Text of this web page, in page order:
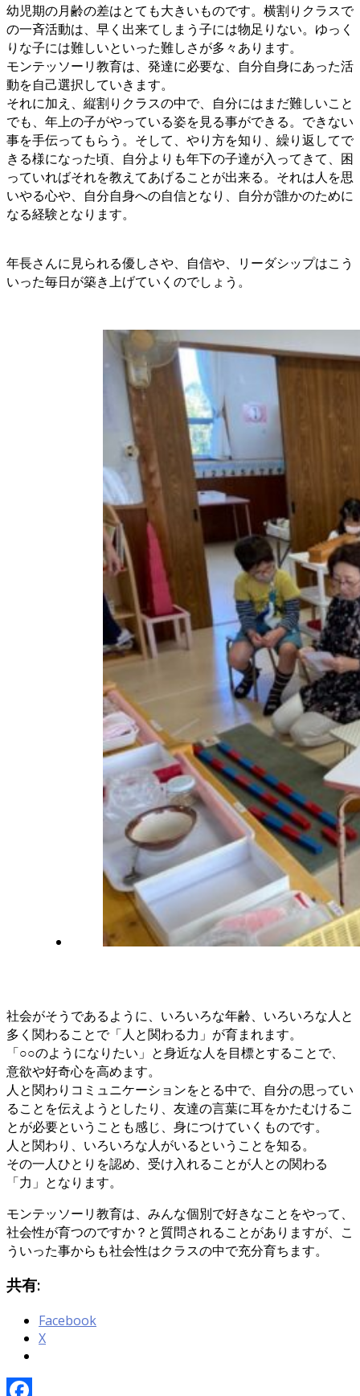
幼児期の月齢の差はとても大きいものです。横割りクラスで
の一斉活動は、早く出来てしまう子には物足りない。ゆっく
りな子には難しいといった難しさが多々あります。
モンテッソーリ教育は、発達に必要な、自分自身にあった活
動を自己選択していきます。
それに加え、縦割りクラスの中で、自分にはまだ難しいこと
でも、年上の子がやっている姿を見る事ができる。できない
事を手伝ってもらう。そして、やり方を知り、繰り返してで
きる様になった頃、自分よりも年下の子達が入ってきて、困
っていればそれを教えてあげることが出来る。それは人を思
いやる心や、自分自身への自信となり、自分が誰かのために
なる経験となります。
年長さんに見られる優しさや、自信や、リーダシップはこう
いった毎日が築き上げていくのでしょう。
社会がそうであるように、いろいろな年齢、いろいろな人と
多く関わることで「人と関わる力」が育まれます。
「○○のようになりたい」と身近な人を目標とすることで、
意欲や好奇心を高めます。
人と関わりコミュニケーションをとる中で、自分の思ってい
ることを伝えようとしたり、友達の言葉に耳をかたむけるこ
とが必要ということも感じ、身につけていくものです。
人と関わり、いろいろな人がいるということを知る。
その一人ひとりを認め、受け入れることが人との関わる
「力」となります。
モンテッソーリ教育は、みんな個別で好きなことをやって、
社会性が育つのですか？と質問されることがありますが、こ
ういった事からも社会性はクラスの中で充分育ちます。
共有:
Facebook
X